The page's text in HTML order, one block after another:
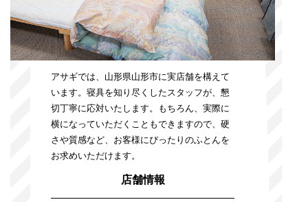
アサギでは、山形県山形市に実店舗を構えて
います。寝具を知り尽くしたスタッフが、懇
切丁寧に応対いたします。もちろん、実際に
横になっていただくこともできますので、硬
さや質感など、お客様にぴったりのふとんを
お求めいただけます。
店舗情報